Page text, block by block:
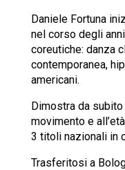
Daniele Fortuna
nel corso degli
coreutiche: danza
contemporanea,
americani.
Dimostra da
movimento e
3 titoli nazionali in
Trasferitosi a